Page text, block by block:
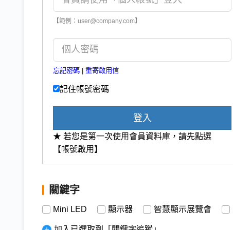
【範例：user@company.com】
忘記密碼 重寄啟用信
記住帳號密碼
登入
★ 若您是第一次使用會員資料庫，請先點選
【帳號啟用】
關鍵字
Mini LED 顯示器 智慧顯示展覽會